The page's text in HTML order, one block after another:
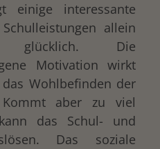
einige interessante
allein
glücklich. Die
Motivation wirkt
Wohlbefinden der
aber zu viel
das Schul- und
Das soziale